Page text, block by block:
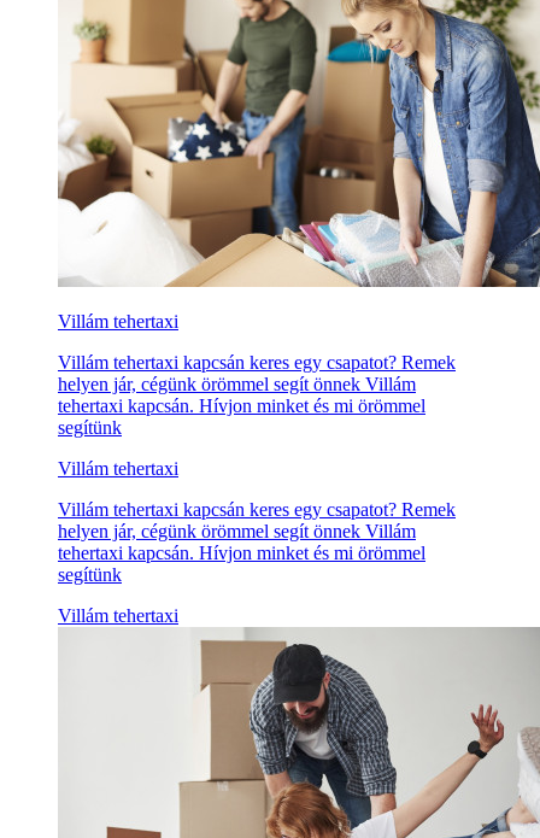
Villám tehertaxi
Villám tehertaxi kapcsán keres egy csapatot? Remek
helyen jár, cégünk örömmel segít önnek Villám
tehertaxi kapcsán. Hívjon minket és mi örömmel
segítünk
Villám tehertaxi
Villám tehertaxi kapcsán keres egy csapatot? Remek
helyen jár, cégünk örömmel segít önnek Villám
tehertaxi kapcsán. Hívjon minket és mi örömmel
segítünk
Villám tehertaxi